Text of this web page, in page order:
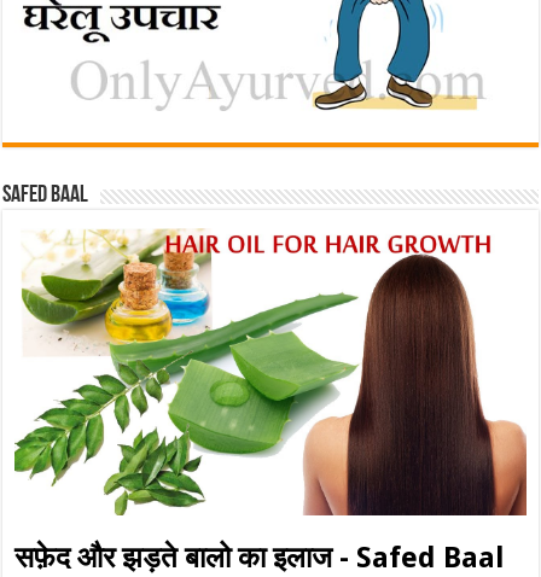
Safed baal
सफ़ेद और झड़ते बालो का इलाज - Safed Baal